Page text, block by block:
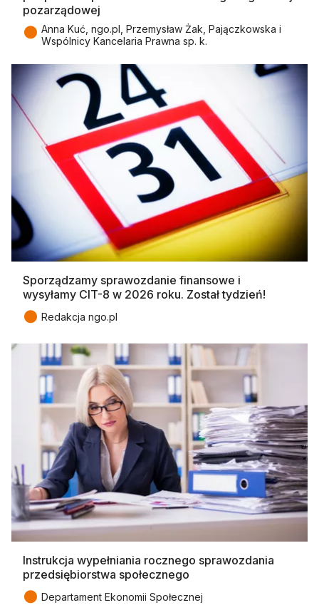
pozarządowej
● Anna Kuć, ngo.pl, Przemysław Żak, Pajączkowska i
Wspólnicy Kancelaria Prawna sp. k.
Sporządzamy sprawozdanie finansowe i
wysyłamy CIT-8 w 2026 roku. Został tydzień!
● Redakcja ngo.pl
Instrukcja wypełniania rocznego sprawozdania
przedsiębiorstwa społecznego
● Departament Ekonomii Społecznej